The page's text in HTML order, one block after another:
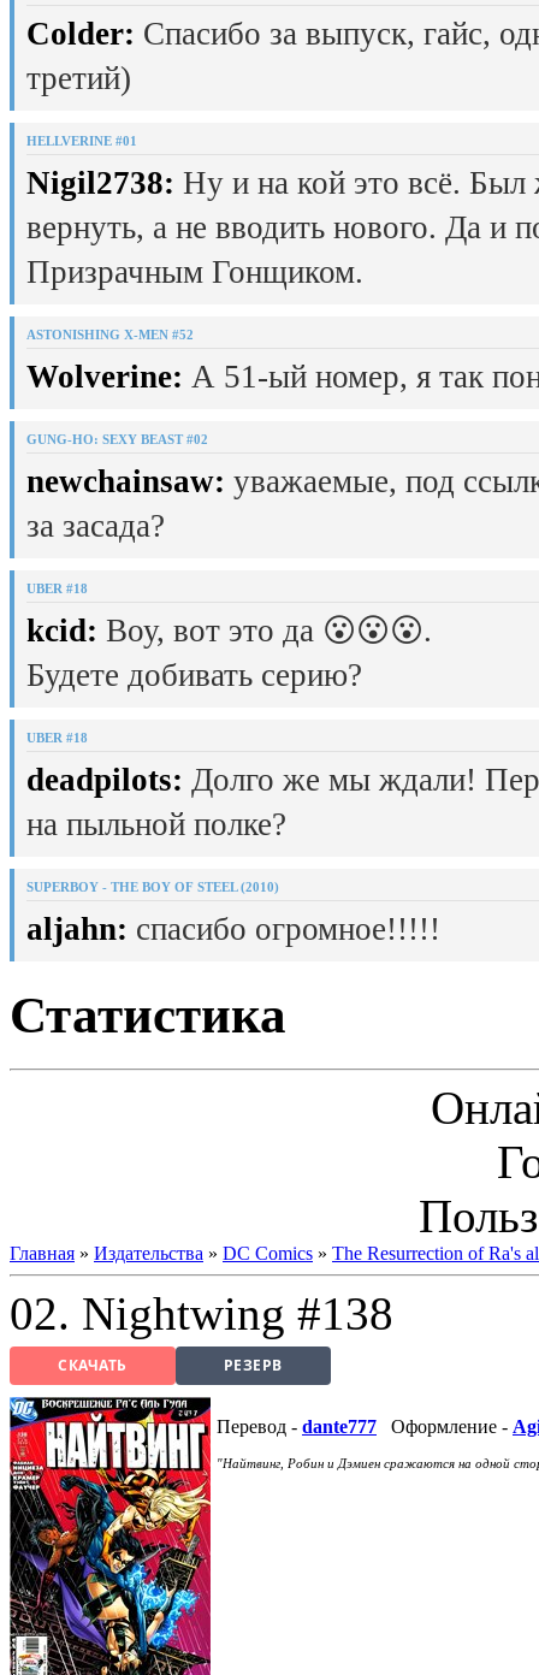
Colder: Спасибо за выпуск, гайс,
третий)
HELLVERINE #01
Nigil2738: Ну и на кой это всё.
вернуть, а не вводить нового. Да и
Призрачным Гонщиком.
ASTONISHING X-MEN #52
Wolverine: А 51-ый номер, я так
GUNG-HO: SEXY BEAST #02
newchainsaw: уважаемые, под
за засада?
UBER #18
kcid: Воу, вот это да 😮😮😮.
Будете добивать серию?
UBER #18
deadpilots: Долго же мы ждали!
на пыльной полке?
SUPERBOY - THE BOY OF STEEL (2010)
aljahn: спасибо огромное!!!!!
Статистика
Главная » Издательства » DC Comics » The Resurrection of Ra's
02. Nightwing #138
СКАЧАТЬ РЕЗЕРВ
Перевод - dante777 Оформление -
"Найтвинг, Робин и Дэмиен сражаются на одной